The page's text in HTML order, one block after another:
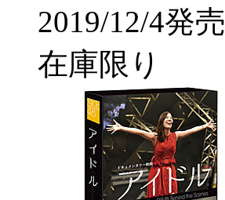
2019/12/4発売
在庫限り